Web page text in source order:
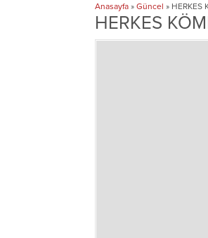
Anasayfa » Güncel » HERKES
HERKES